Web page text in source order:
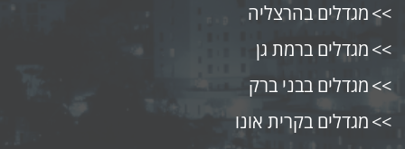
מגדלים בהרצליה
מגדלים ברמת גן
מגדלים בבני ברק
מגדלים בקרית אונו